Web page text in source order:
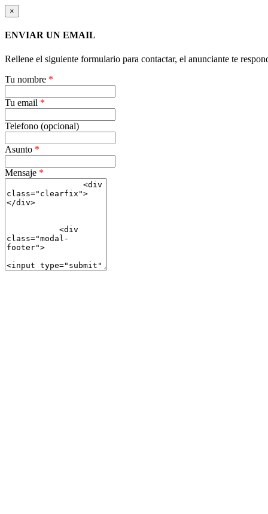
×
ENVIAR UN EMAIL
Rellene el siguiente formulario para contactar, el anunciante te
Tu nombre *
Tu email *
Telefono (opcional)
Asunto *
Mensaje *